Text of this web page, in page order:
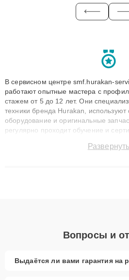
В сервисном центре smf.hurakan-
работают опытные мастера с
стажем от 5 до 12 лет. Они
техники бренда Hurakan,
оборудование и оригинальные
регулярно проходит обучение и
технику с сохранением гарантии до
Развернуть
Вопросы и
Выдаётся ли вами гарантия на